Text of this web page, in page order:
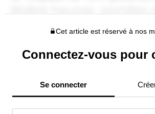
Cet article est réservé à nos
Connectez-vous pour
Se connecter